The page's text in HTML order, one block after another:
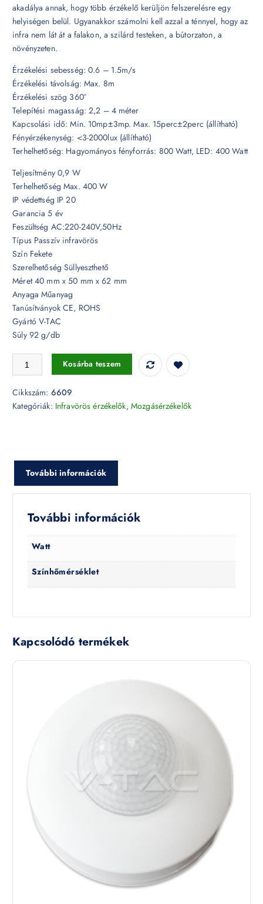
akadálya annak, hogy több érzékelő kerüljön felszerelésre egy
helyiségen belül. Ugyanakkor számolni kell azzal a ténnyel, hogy az
infra nem lát át a falakon, a szilárd testeken, a bútorzaton, a
növényzeten.
Érzékelési sebesség: 0.6 – 1.5m/s
Érzékelési távolság: Max. 8m
Érzékelési szög 360°
Telepítési magasság: 2,2 – 4 méter
Kapcsolási idő: Min. 10mp±3mp. Max. 15perc±2perc (állítható)
Fényérzékenység: <3-2000lux (állítható)
Terhelhetőség: Hagyományos fényforrás: 800 Watt, LED: 400 Watt
Teljesítmény 0,9 W
Terhelhetőség Max. 400 W
IP védettség IP 20
Garancia 5 év
Feszültség AC:220-240V,50Hz
Típus Passzív infravörös
Szín Fekete
Szerelhetőség Süllyeszthető
Méret 40 mm x 50 mm x 62 mm
Anyaga Műanyag
Tanúsítványok CE, ROHS
Gyártó V-TAC
Súly 92 g/db
Beépíthető fekete mennyezeti passzív infravörös mozgásérzékelő fix
Kosárba teszem
Cikkszám: 6609
Kategóriák: Infravörös érzékelők, Mozgásérzékelők
További információk
További információk
Watt
Színhőmérséklet
Kapcsolódó termékek